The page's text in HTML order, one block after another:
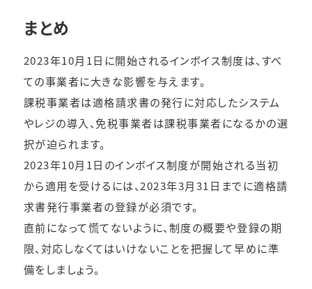
まとめ
2023年10月1日に開始されるインボイス制度は、すべ
ての事業者に大きな影響を与えます。
課税事業者は適格請求書の発行に対応したシステム
やレジの導入、免税事業者は課税事業者になるかの選
択が迫られます。
2023年10月1日のインボイス制度が開始される当初
から適用を受けるには、2023年3月31日までに適格請
求書発行事業者の登録が必須です。
直前になって慌てないように、制度の概要や登録の期
限、対応しなくてはいけないことを把握して早めに準
備をしましょう。